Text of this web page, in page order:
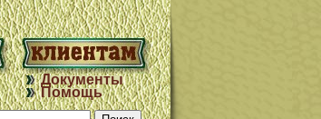
Документы
Помощь